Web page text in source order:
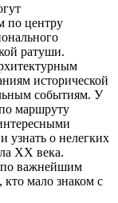
по центру
ратуши.
исторической
событиям. У
маршруту
о нелегких
ХХ века.
по важнейшим
кто мало знаком с